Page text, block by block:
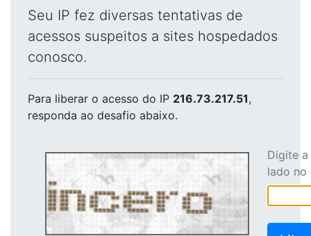
Seu IP fez diversas tentativas de
acessos suspeitos a sites hospedados
conosco.
Para liberar o acesso do IP 216.73.217.51,
responda ao desafio abaixo.
Digite
lado no